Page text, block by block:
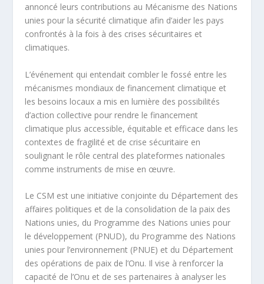
annoncé leurs contributions au Mécanisme des Nations
unies pour la sécurité climatique afin d’aider les pays
confrontés à la fois à des crises sécuritaires et
climatiques.
L’événement qui entendait combler le fossé entre les
mécanismes mondiaux de financement climatique et
les besoins locaux a mis en lumière des possibilités
d’action collective pour rendre le financement
climatique plus accessible, équitable et efficace dans les
contextes de fragilité et de crise sécuritaire en
soulignant le rôle central des plateformes nationales
comme instruments de mise en œuvre.
Le CSM est une initiative conjointe du Département des
affaires politiques et de la consolidation de la paix des
Nations unies, du Programme des Nations unies pour
le développement (PNUD), du Programme des Nations
unies pour l’environnement (PNUE) et du Département
des opérations de paix de l’Onu. Il vise à renforcer la
capacité de l’Onu et de ses partenaires à analyser les